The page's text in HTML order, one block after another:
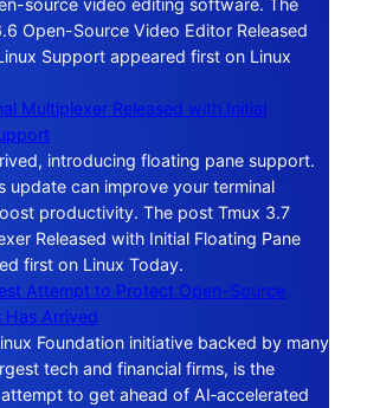
Open-Source Video Editor Released
Support appeared first on Linux
Multiplexer Released with Initial
introducing floating pane support.
update can improve your terminal
productivity. The post Tmux 3.7
Released with Initial Floating Pane
first on Linux Today.
Attempt to Protect Open-Source
Has Arrived
Foundation initiative backed by many
tech and financial firms, is the
attempt to get ahead of AI‑accelerated